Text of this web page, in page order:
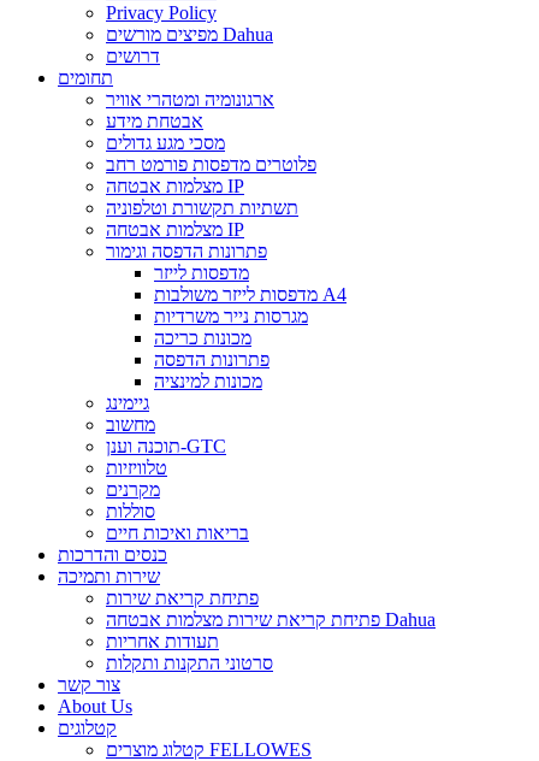
Privacy Policy
מפיצים מורשים Dahua
דרושים
תחומים
ארגונומיה ומטהרי אוויר
אבטחת מידע
מסכי מגע גדולים
פלוטרים מדפסות פורמט רחב
מצלמות אבטחה IP
תשתיות תקשורת וטלפוניה
מצלמות אבטחה IP
פתרונות הדפסה וגימור
מדפסות לייזר
מדפסות לייזר משולבות A4
מגרסות נייר משרדיות
מכונות כריכה
פתרונות הדפסה
מכונות למינציה
גיימינג
מחשוב
תוכנה וענן-GTC
טלוויזיות
מקרנים
סוללות
בריאות ואיכות חיים
כנסים והדרכות
שירות ותמיכה
פתיחת קריאת שירות
פתיחת קריאת שירות מצלמות אבטחה Dahua
תעודות אחריות
סרטוני התקנות ותקלות
צור קשר
About Us
קטלוגים
קטלוג מוצרים FELLOWES